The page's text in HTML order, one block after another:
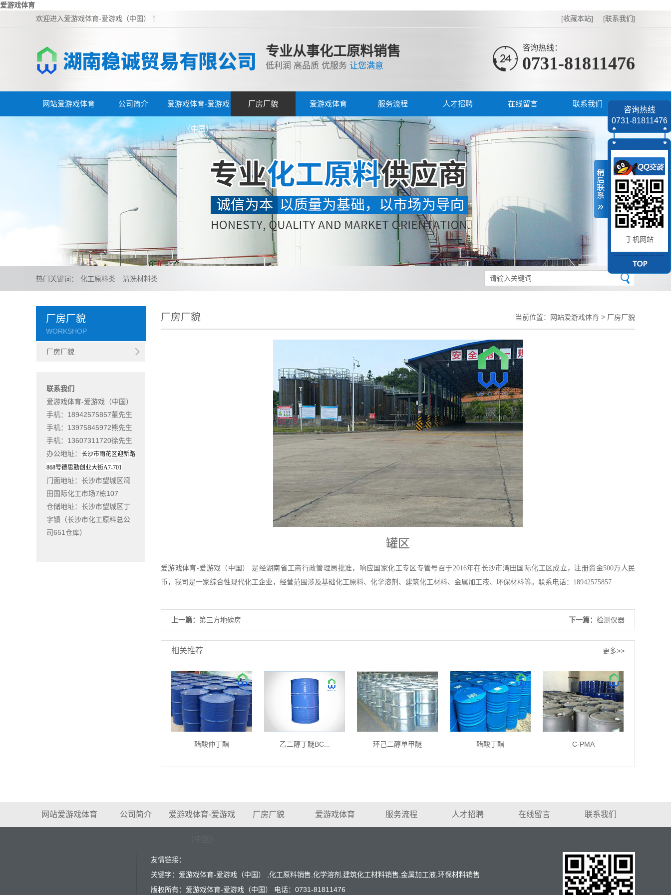
爱游戏体育
欢迎进入爱游戏体育-爱游戏（中国） ！
[收藏本站] [联系我们]
专业从事化工原料销售
低利润 高品质 优服务 让您满意
咨询热线：
0731-81811476
网站爱游戏体育 公司简介 爱游戏体育-爱游戏
（中国）
厂房厂貌 爱游戏体育 服务流程 人才招聘 在线留言 联系我们
热门关键词： 化工原料类 清洗材料类
厂房厂貌
WORKSHOP
厂房厂貌
联系我们
爱游戏体育-爱游戏（中国）
手机：18942575857董先生
手机：13975845972熊先生
手机：13607311720徐先生
办公地址： 长沙市雨花区迎新路
868号德思勤创业大街A7-701
门面地址：长沙市望城区湾
田国际化工市场7栋107
仓储地址：长沙市望城区丁
字镇（长沙市化工原料总公
司651仓库）
厂房厂貌 当前位置： 网站爱游戏体育 > 厂房厂貌
罐区
爱游戏体育-爱游戏（中国） 是经湖南省工商行政管理局批准，响应国家化工专区专管号召于2016年在长沙市湾田国际化工区成立，注册资金500万人民
币，我司是一家综合性现代化工企业，经营范围涉及基础化工原料、化学溶剂、建筑化工材料、金属加工液、环保材料等。联系电话：18942575857
上一篇： 第三方地磅房 下一篇： 检测仪器
相关推荐 更多>>
醋酸仲丁酯 乙二醇丁醚BC... 环己二醇单甲醚 醋酸丁酯 C-PMA
网站爱游戏体育 公司简介 爱游戏体育-爱游戏 厂房厂貌 爱游戏体育 服务流程 人才招聘 在线留言 联系我们
友情链接：
关键字：爱游戏体育-爱游戏（中国） ,化工原料销售,化学溶剂,建筑化工材料销售,金属加工液,环保材料销售
版权所有：爱游戏体育-爱游戏（中国） 电话：0731-81811476
咨询热线
0731-81811476
手机网站